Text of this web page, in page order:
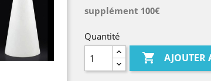
supplément 100€
Quantité
 AJOUTER